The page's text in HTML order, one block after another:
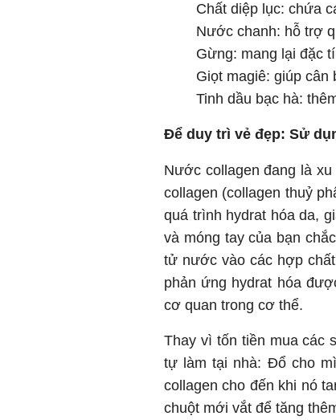
Chất diệp lục: chứa
Nước chanh: hỗ trợ
Gừng: mang lại đặc
Giọt magiê: giúp
Tinh dầu bạc hà:
Để duy trì vẻ đẹp: Sử
Nước collagen đang là
collagen (collagen thuỷ
quá trình hydrat hóa da,
và móng tay của bạn
tử nước vào các hợp
phản ứng hydrat hóa
cơ quan trong cơ thể.
Thay vì tốn tiền mua các
tự làm tại nhà: Đổ cho
collagen cho đến khi nó
chuột mới vắt để tăng